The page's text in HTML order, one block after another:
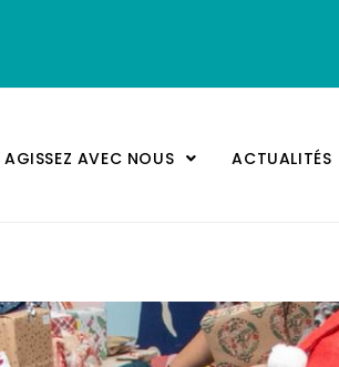
AGISSEZ AVEC NOUS ACTUALITÉS